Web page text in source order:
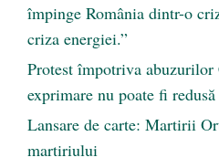
împinge România dintr-o
criza energiei.”
Protest împotriva
exprimare nu poate fi
Lansare de carte: Martirii
martiriului